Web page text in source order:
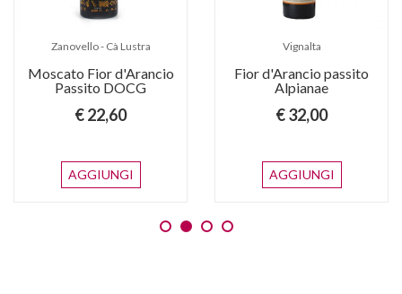
Zanovello - Cà Lustra
Moscato Fior d'Arancio
Passito DOCG
€ 22,60
AGGIUNGI
Vignalta
Fior d'Arancio passito
Alpianae
€ 32,00
AGGIUNGI